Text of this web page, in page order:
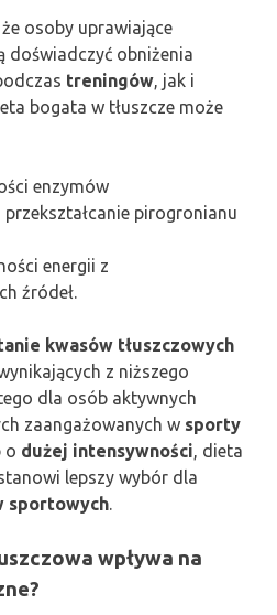
osoby uprawiające
doświadczyć obniżenia
treningów , jak i
bogata w tłuszcze może
enzymów
pirogronianu
energii z
źródeł.
kwasów tłuszczowych
z niższego
dla osób aktywnych
zaangażowanych w sporty
o dużej intensywności , dieta
lepszy wybór dla
sportowych
wpływa na